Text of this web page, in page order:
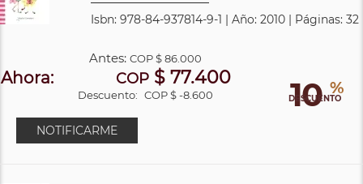
Isbn: 978-84-937814-9-1 | Año: 2010 | Páginas: 32
10 %
DESCUENTO
Antes: COP$ 86.000
Ahora: COP $ 77.400
Descuento: COP $ -8.600
NOTIFICARME